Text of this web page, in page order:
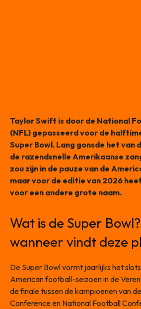
Taylor Swift is door de National
(NFL) gepasseerd voor de
Super Bowl. Lang gonsde het van
de razendsnelle Amerikaanse
zou zijn in de pauze van de
maar voor de editie van 2026
voor een andere grote naam.
Wat is de Super
wanneer vindt deze
De Super Bowl vormt jaarlijks het
American football-seizoen in de
de finale tussen de kampioenen van
Conference en National Football